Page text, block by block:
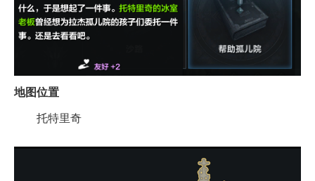
地图位置
托特里奇